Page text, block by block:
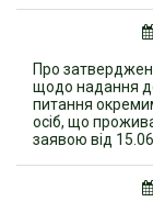
Про
щодо надання
питання
осіб, що
заявою від